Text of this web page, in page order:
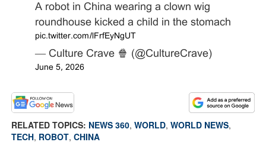
A robot in China wearing a clown wig
roundhouse kicked a child in the stomach
pic.twitter.com/lFrfEyNgUT
— Culture Crave 🍿 (@CultureCrave)
June 5, 2026
RELATED TOPICS: NEWS 360, WORLD, WORLD NEWS,
TECH, ROBOT, CHINA